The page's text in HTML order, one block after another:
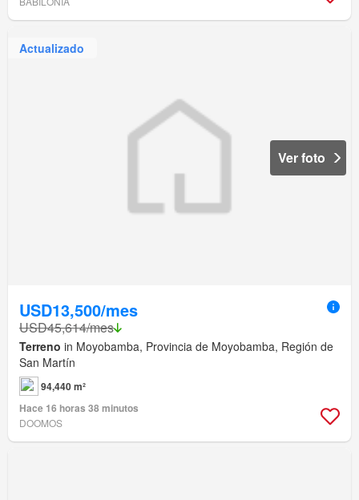
Actualizado
Ver foto
USD13,500/mes
USD45,614/mes
Terreno in Moyobamba, Provincia de Moyobamba, Región de
San Martín
94,440 m²
Hace 16 horas 38 minutos
DOOMOS